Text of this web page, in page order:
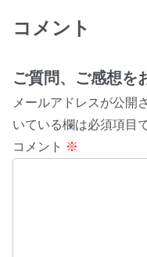
コメント
ご質問、ご感想を
メールアドレスが公開
いている欄は必須項目
コメント ※